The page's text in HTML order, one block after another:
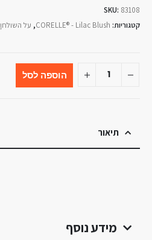
SKU: 83108
קטגוריות: CORELLE® - Lilac Blush
, על השולחן
הוספה לסל
תיאור
מידע נוסף